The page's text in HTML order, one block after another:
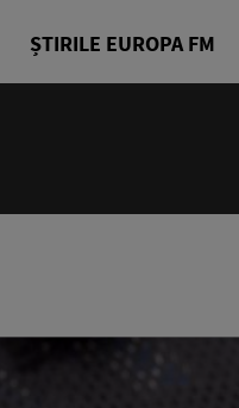
ȘTIRILE EUROPA FM